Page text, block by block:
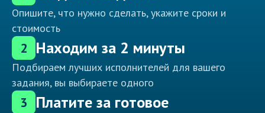
Опишите, что нужно сделать, укажите сроки и
стоимость
2 Находим за 2 минуты
Подбираем лучших исполнителей для вашего
задания, вы выбираете одного
3 Платите за готовое